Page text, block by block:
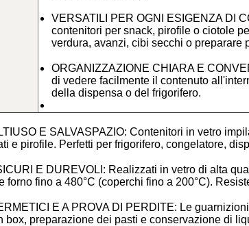
VERSATILI PER OGNI ESIGENZA DI
contenitori per snack, pirofile o ciotole
verdura, avanzi, cibi secchi o preparare
ORGANIZZAZIONE CHIARA E
di vedere facilmente il contenuto
della dispensa o del frigorifero.
E SALVASPAZIO: Contenitori in vetro
e pirofile. Perfetti per frigorifero, congelatore,
E DUREVOLI: Realizzati in vetro di alta
forno fino a 480°C (coperchi fino a 200°C).
E A PROVA DI PERDITE: Le
box, preparazione dei pasti e conservazione di